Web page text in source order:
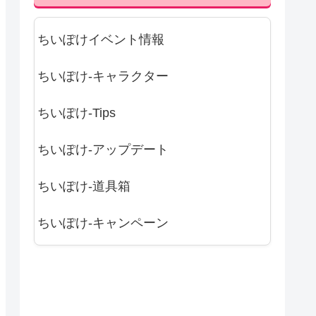
ちいぽけイベント情報
ちいぽけ-キャラクター
ちいぽけ-Tips
ちいぽけ-アップデート
ちいぽけ-道具箱
ちいぽけ-キャンペーン